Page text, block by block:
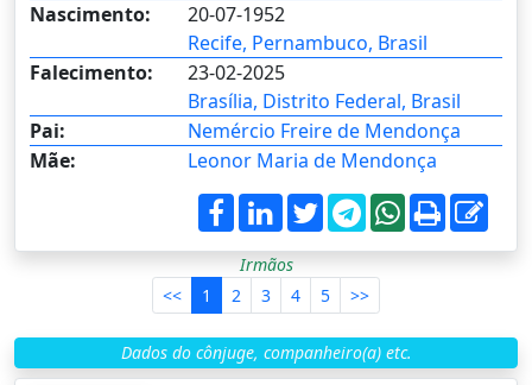
Nascimento:
20-07-1952
Recife, Pernambuco, Brasil
Falecimento:
23-02-2025
Brasília, Distrito Federal, Brasil
Pai:
Nemércio Freire de Mendonça
Mãe:
Leonor Maria de Mendonça
Irmãos
<<
1 2 3 4 5 >>
Dados do cônjuge, companheiro(a) etc.